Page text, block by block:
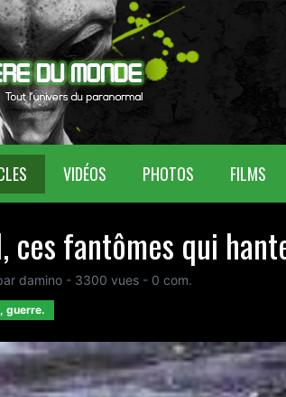
VIDÉOS PHOTOS FILMS
ces fantômes qui
damino - 3300 vues - 0 com.
guerre.